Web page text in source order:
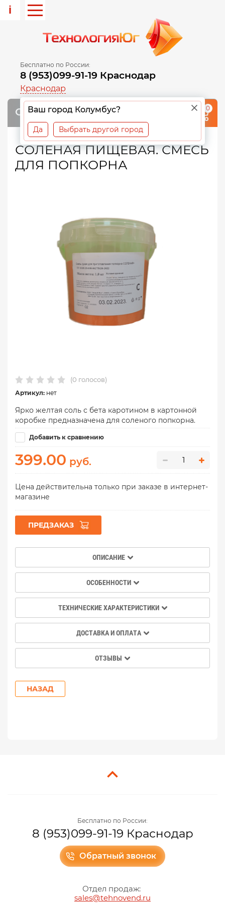
i
Бесплатно по России:
8 (953)099-91-19 Краснодар
Краснодар
Ваш город Колумбус?
Да Выбрать другой город
0
СОЛЁНАЯ ПИЩЕВАЯ. СМЕСЬ
ДЛЯ ПОПКОРНА
(0 голосов)
Артикул: нет
Ярко желтая соль с бета каротином в картонной
коробке предназначена для соленого попкорна.
Добавить к сравнению
399.00 руб.
Цена действительна только при заказе в интернет-
магазине
ПРЕДЗАКАЗ
ОПИСАНИЕ
ОСОБЕННОСТИ
ТЕХНИЧЕСКИЕ ХАРАКТЕРИСТИКИ
ДОСТАВКА И ОПЛАТА
ОТЗЫВЫ
НАЗАД
Бесплатно по России:
8 (953)099-91-19 Краснодар
Обратный звонок
Отдел продаж:
sales@tehnovend.ru